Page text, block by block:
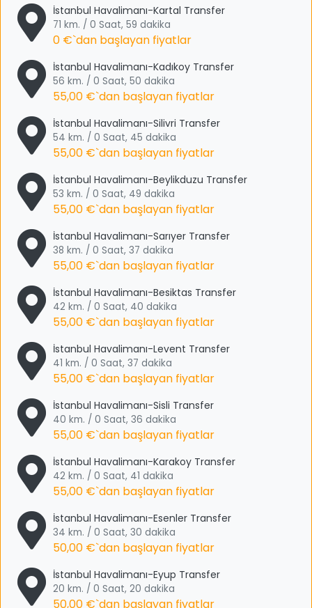
İstanbul Havalimanı-Kartal Transfer
71 km. / 0 Saat, 59 dakika
0 €`dan başlayan fiyatlar
İstanbul Havalimanı-Kadıkoy Transfer
56 km. / 0 Saat, 50 dakika
55,00 €`dan başlayan fiyatlar
İstanbul Havalimanı-Silivri Transfer
54 km. / 0 Saat, 45 dakika
55,00 €`dan başlayan fiyatlar
İstanbul Havalimanı-Beylikduzu Transfer
53 km. / 0 Saat, 49 dakika
55,00 €`dan başlayan fiyatlar
İstanbul Havalimanı-Sarıyer Transfer
38 km. / 0 Saat, 37 dakika
55,00 €`dan başlayan fiyatlar
İstanbul Havalimanı-Besiktas Transfer
42 km. / 0 Saat, 40 dakika
55,00 €`dan başlayan fiyatlar
İstanbul Havalimanı-Levent Transfer
41 km. / 0 Saat, 37 dakika
55,00 €`dan başlayan fiyatlar
İstanbul Havalimanı-Sisli Transfer
40 km. / 0 Saat, 36 dakika
55,00 €`dan başlayan fiyatlar
İstanbul Havalimanı-Karakoy Transfer
42 km. / 0 Saat, 41 dakika
55,00 €`dan başlayan fiyatlar
İstanbul Havalimanı-Esenler Transfer
34 km. / 0 Saat, 30 dakika
50,00 €`dan başlayan fiyatlar
İstanbul Havalimanı-Eyup Transfer
20 km. / 0 Saat, 20 dakika
50,00 €`dan başlayan fiyatlar